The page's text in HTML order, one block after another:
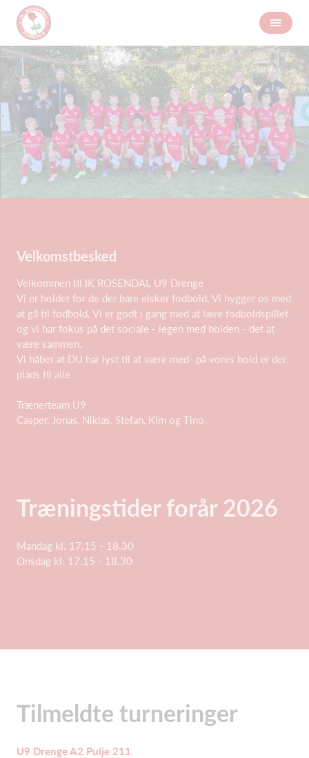
Velkomstbesked
Velkommen til IK ROSENDAL U9 Drenge
Vi er holdet for de der bare elsker fodbold. Vi hygger os med
at gå til fodbold. Vi er godt i gang med at lære fodboldspillet
og vi har fokus på det sociale - legen med bolden - det at
være sammen.
Vi håber at DU har lyst til at være med- på vores hold er der
plads til alle
Trænerteam U9
Casper, Jonas, Niklas, Stefan, Kim og Tino
Træningstider forår 2026
Mandag kl. 17.15 - 18.30
Onsdag kl. 17.15 - 18.30
Tilmeldte turneringer
U9 Drenge A2 Pulje 211